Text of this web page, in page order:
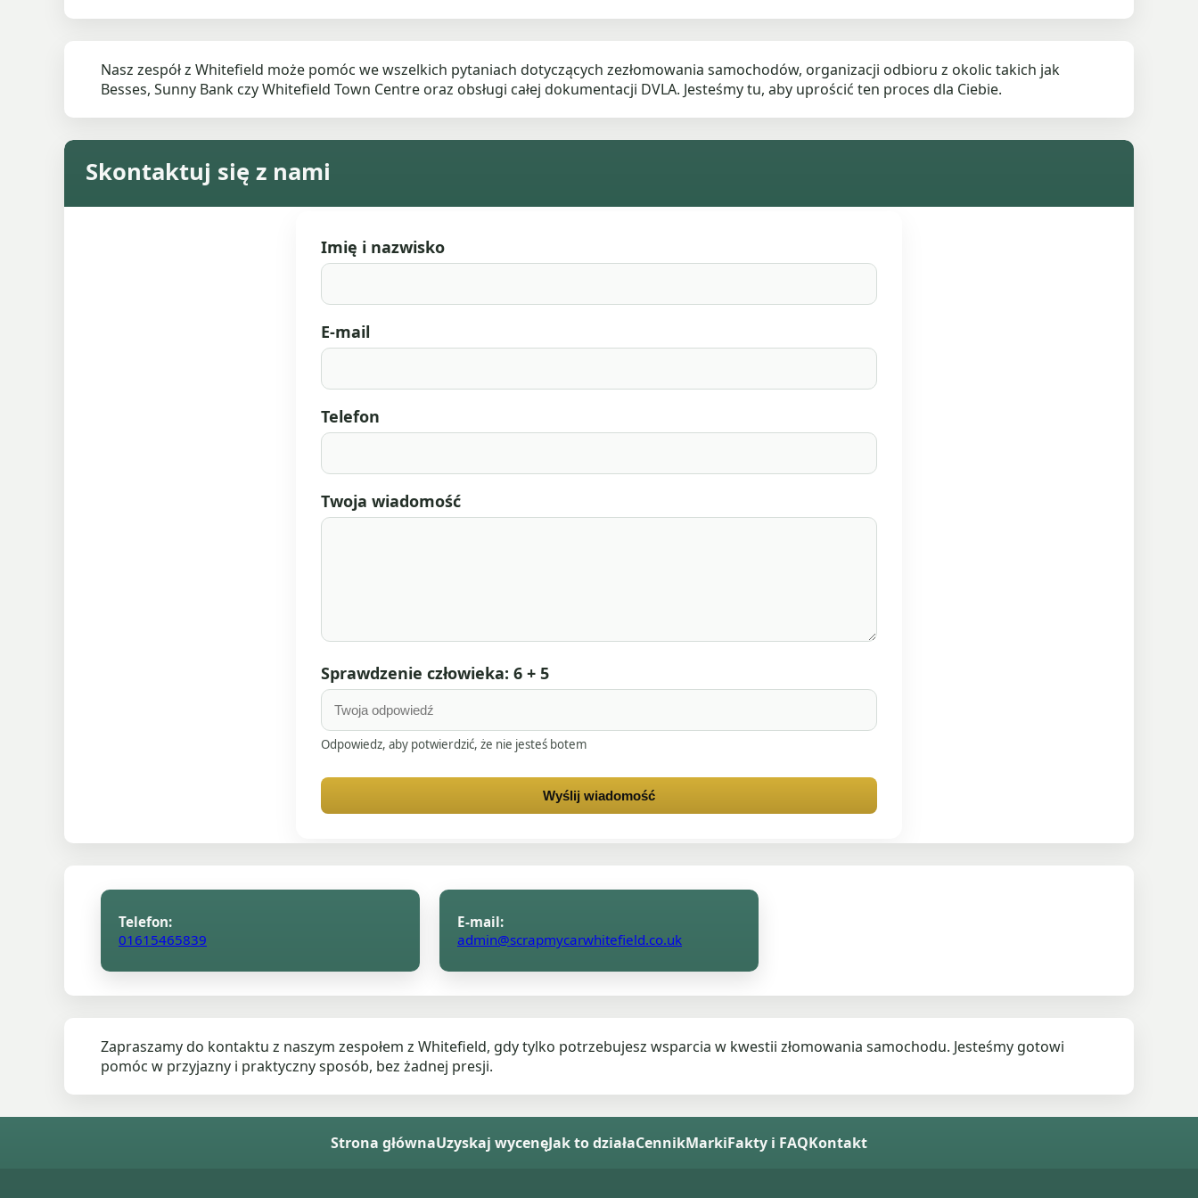
Nasz zespół z Whitefield może pomóc we wszelkich pytaniach dotyczących zezłomowania samochodów, organizacji odbioru z okolic takich jak
Besses, Sunny Bank czy Whitefield Town Centre oraz obsługi całej dokumentacji DVLA. Jesteśmy tu, aby uprościć ten proces dla Ciebie.
Skontaktuj się z nami
Imię i nazwisko
E-mail
Telefon
Twoja wiadomość
Sprawdzenie człowieka: 6 + 5
Odpowiedz, aby potwierdzić, że nie jesteś botem
Wyślij wiadomość
Telefon:
01615465839
E-mail:
admin@scrapmycarwhitefield.co.uk
Zapraszamy do kontaktu z naszym zespołem z Whitefield, gdy tylko potrzebujesz wsparcia w kwestii złomowania samochodu. Jesteśmy gotowi
pomóc w przyjazny i praktyczny sposób, bez żadnej presji.
Strona głównaUzyskaj wycenęJak to działaCennikMarkiFakty i FAQKontakt